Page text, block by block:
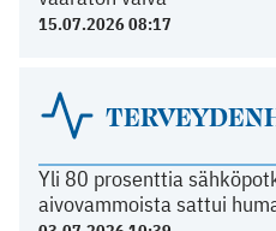
15.07.2026 08:17
Yli 80 prosenttia
aivovammoista sattui